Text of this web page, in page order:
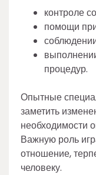
контроле
помощи
процедур.
Опытные
заметить
необходимости
Важную роль
отношение,
человеку.